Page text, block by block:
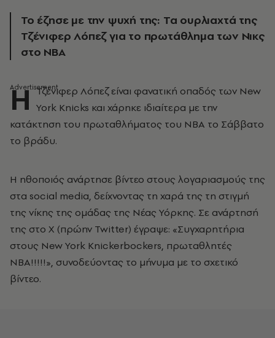
Το έζησε με την ψυχή της: Τα ουρλιαχτά της
Τζένιφερ Λόπεζ για το πρωτάθλημα των Νικς
στο NBA
Η Τζένιφερ Λόπεζ είναι φανατική οπαδός των New
York Knicks και χάρηκε ιδιαίτερα με την
κατάκτηση του πρωταθλήματος του NBA το Σάββατο
το βράδυ.
Η ηθοποιός ανάρτησε βίντεο στους λογαριασμούς της
στα social media, δείχνοντας τη χαρά της τη στιγμή
της νίκης της ομάδας της Νέας Υόρκης. Σε ανάρτησή
της στο X (πρώην Twitter) έγραψε: «Συγχαρητήρια
στους New York Knickerbockers, πρωταθλητές
NBA!!!!!», συνοδεύοντας το μήνυμα με το σχετικό
βίντεο.